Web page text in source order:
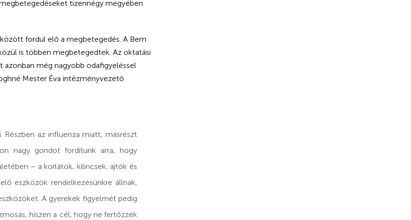
tizennégy megyében
fordul elő a megbetegedés. A Bem
is többen megbetegedtek. Az oktatási
még nagyobb odafigyeléssel
Mester Éva intézményvezető
Részben az influenza miatt, másrészt
nagy gondot fordítunk arra, hogy
– a korlátok, kilincsek, ajtók és
eszközök rendelkezésünkre állnak,
A gyerekek figyelmét pedig
hiszen a cél, hogy ne fertőzzék